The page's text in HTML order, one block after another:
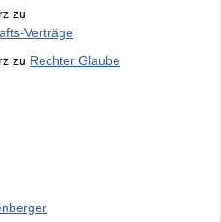
zu
Verträge
zu Rechter Glaube